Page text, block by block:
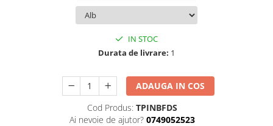
IN STOC
Durata de livrare: 1
ADAUGA IN COS
Cod Produs: TPINBFDS
Ai nevoie de ajutor? 0749052523